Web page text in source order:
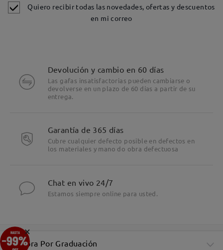
Quiero recibir todas las novedades, ofertas y descuentos
en mi correo
Devolución y cambio en 60 días
Las gafas insatisfactorias pueden cambiarse o
devolverse en un plazo de 60 días a partir de su
entrega.
Garantía de 365 días
Cubre cualquier defecto posible en defectos en
los materiales y mano do obra defectuosa
Chat en vivo 24/7
Estamos siempre online para usted.
Compra Por Graduación
×